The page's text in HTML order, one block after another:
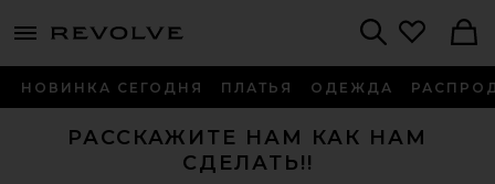
menu - shows more content
НОВИНКА СЕГОДНЯ ПЛАТЬЯ ОДЕЖДА
РАССКАЖИТЕ НАМ КАК НАМ
СДЕЛАТЬ!!